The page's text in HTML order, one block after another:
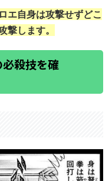
エ自身は攻撃せずどこ
撃します。
必殺技を確